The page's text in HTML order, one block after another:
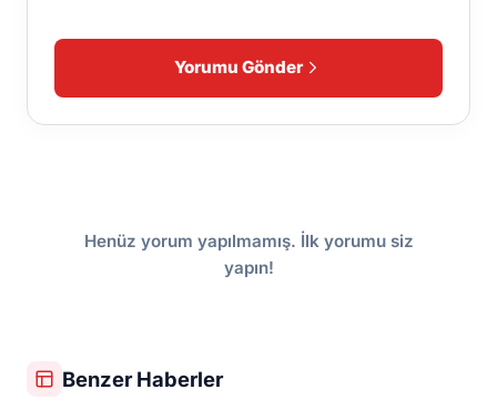
Yorumu Gönder
Henüz yorum yapılmamış. İlk yorumu siz
yapın!
Benzer Haberler